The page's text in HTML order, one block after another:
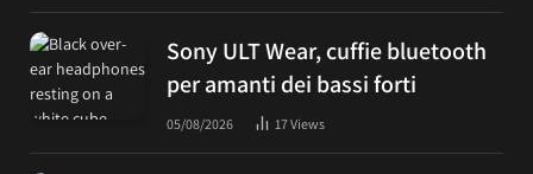
Sony ULT Wear, cuffie bluetooth
per amanti dei bassi forti
05/08/2026 17Views